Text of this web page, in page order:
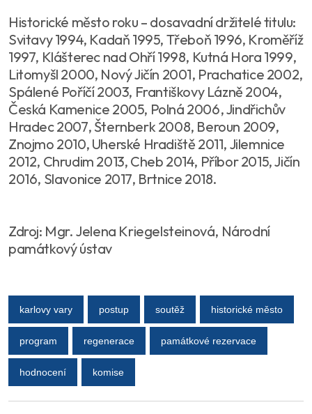
Historické město roku – dosavadní držitelé titulu:
Svitavy 1994, Kadaň 1995, Třeboň 1996, Kroměříž
1997, Klášterec nad Ohří 1998, Kutná Hora 1999,
Litomyšl 2000, Nový Jičín 2001, Prachatice 2002,
Spálené Poříčí 2003, Františkovy Lázně 2004,
Česká Kamenice 2005, Polná 2006, Jindřichův
Hradec 2007, Šternberk 2008, Beroun 2009,
Znojmo 2010, Uherské Hradiště 2011, Jilemnice
2012, Chrudim 2013, Cheb 2014, Příbor 2015, Jičín
2016, Slavonice 2017, Brtnice 2018.
Zdroj: Mgr. Jelena Kriegelsteinová, Národní
památkový ústav
karlovy vary postup soutěž historické město
program regenerace památkové rezervace
hodnocení komise